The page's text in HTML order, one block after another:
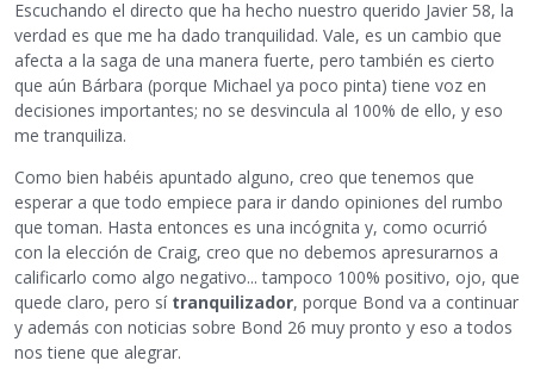
Escuchando el directo que ha hecho nuestro querido Javier 58, la
verdad es que me ha dado tranquilidad. Vale, es un cambio que
afecta a la saga de una manera fuerte, pero también es cierto
que aún Bárbara (porque Michael ya poco pinta) tiene voz en
decisiones importantes; no se desvincula al 100% de ello, y eso
me tranquiliza.
Como bien habéis apuntado alguno, creo que tenemos que
esperar a que todo empiece para ir dando opiniones del rumbo
que toman. Hasta entonces es una incógnita y, como ocurrió
con la elección de Craig, creo que no debemos apresurarnos a
calificarlo como algo negativo... tampoco 100% positivo, ojo, que
quede claro, pero sí tranquilizador, porque Bond va a continuar
y además con noticias sobre Bond 26 muy pronto y eso a todos
nos tiene que alegrar.